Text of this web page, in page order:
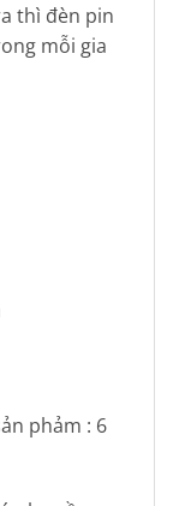
thì đèn pin
mỗi gia
phảm : 6